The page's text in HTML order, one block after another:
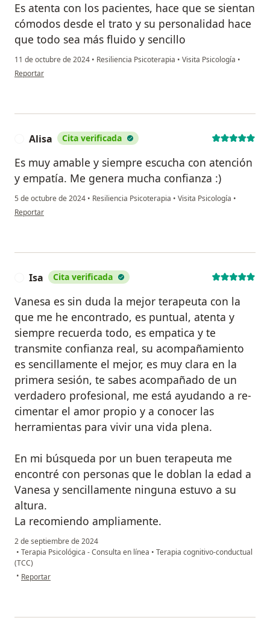
Es atenta con los pacientes, hace que se sientan
cómodos desde el trato y su personalidad hace
que todo sea más fluido y sencillo
11 de octubre de 2024 • Resiliencia Psicoterapia • Visita Psicología •
en opinión del usuario Carlos CM
Reportar
Alisa Cita verificada
Es muy amable y siempre escucha con atención
y empatía. Me genera mucha confianza :)
5 de octubre de 2024 • Resiliencia Psicoterapia • Visita Psicología •
en opinión del usuario Alisa
Reportar
Isa Cita verificada
Vanesa es sin duda la mejor terapeuta con la
que me he encontrado, es puntual, atenta y
siempre recuerda todo, es empatica y te
transmite confianza real, su acompañamiento
es sencillamente el mejor, es muy clara en la
primera sesión, te sabes acompañado de un
verdadero profesional, me está ayudando a re-
cimentar el amor propio y a conocer las
herramientas para vivir una vida plena.
En mi búsqueda por un buen terapeuta me
encontré con personas que le doblan la edad a
Vanesa y sencillamente ninguna estuvo a su
altura.
La recomiendo ampliamente.
2 de septiembre de 2024
• Terapia Psicológica - Consulta en línea • Terapia cognitivo-conductual
(TCC)
• en opinión del usuario Isa
Reportar